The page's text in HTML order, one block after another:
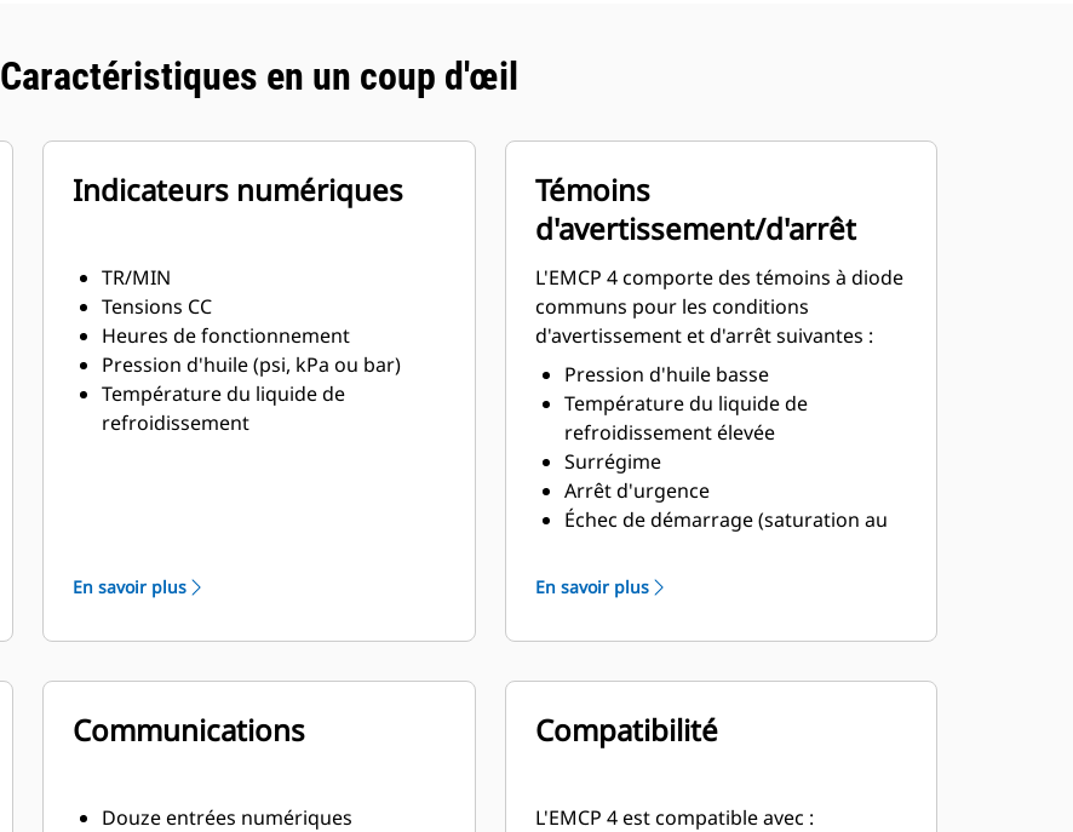
Caractéristiques en un coup d'œil
Indicateurs numériques
TR/MIN
Tensions CC
Heures de fonctionnement
Pression d'huile (psi, kPa ou bar)
Température du liquide de
refroidissement
En savoir plus
Témoins
d'avertissement/d'arrêt
L'EMCP 4 comporte des témoins à diode
communs pour les conditions
d'avertissement et d'arrêt suivantes :
Pression d'huile basse
Température du liquide de
refroidissement élevée
Surrégime
Arrêt d'urgence
Échec de démarrage (saturation au
Température du liquide de
refroidissement basse
Niveau du liquide de refroidissement
En savoir plus
Communications
Douze entrées numériques
Compatibilité
L'EMCP 4 est compatible avec :